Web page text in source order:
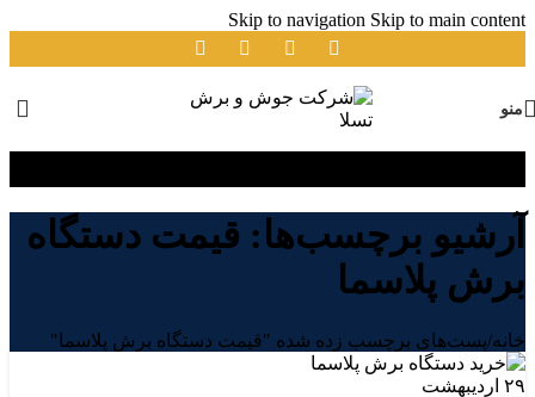
Skip to navigation Skip to main content
منو
آرشیو برچسب‌ها: قیمت دستگاه
برش پلاسما
خانه/پست‌های برچسب زده شده "قیمت دستگاه برش پلاسما"
۲۹ اردیبهشت